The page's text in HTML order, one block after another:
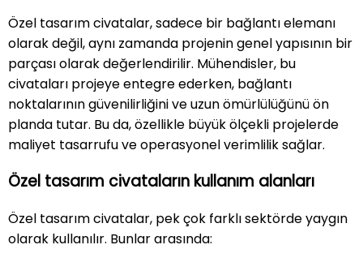
Özel tasarım civatalar, sadece bir bağlantı elemanı
olarak değil, aynı zamanda projenin genel yapısının bir
parçası olarak değerlendirilir. Mühendisler, bu
civataları projeye entegre ederken, bağlantı
noktalarının güvenilirliğini ve uzun ömürlülüğünü ön
planda tutar. Bu da, özellikle büyük ölçekli projelerde
maliyet tasarrufu ve operasyonel verimlilik sağlar.
Özel tasarım civataların kullanım alanları
Özel tasarım civatalar, pek çok farklı sektörde yaygın
olarak kullanılır. Bunlar arasında: